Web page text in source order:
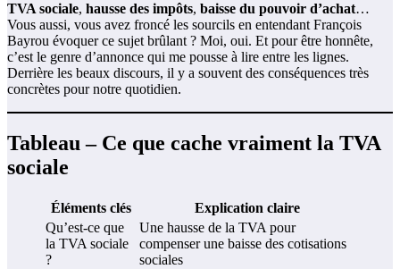
TVA sociale, hausse des impôts, baisse du pouvoir d’achat…
Vous aussi, vous avez froncé les sourcils en entendant François
Bayrou évoquer ce sujet brûlant ? Moi, oui. Et pour être honnête,
c’est le genre d’annonce qui me pousse à lire entre les lignes.
Derrière les beaux discours, il y a souvent des conséquences très
concrètes pour notre quotidien.
Tableau – Ce que cache vraiment la TVA
sociale
Éléments clés
Explication claire
Qu’est-ce que
la TVA sociale
?
Une hausse de la TVA pour
compenser une baisse des cotisations
sociales